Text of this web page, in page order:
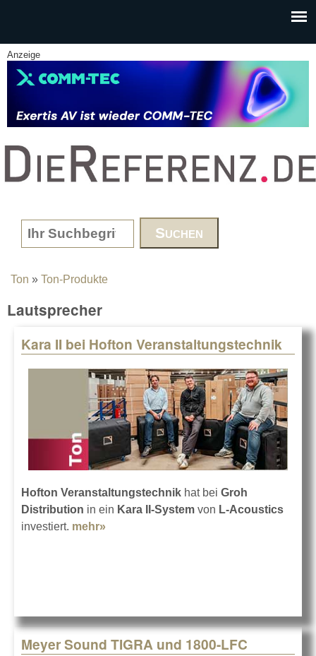
Anzeige
www.DieReferenz.de
Search form
You are here
Ton » Ton-Produkte
Lautsprecher
Kara II bei Hofton Veranstaltungstechnik
Hofton Veranstaltungstechnik hat bei Groh
Distribution in ein Kara II-System von L-Acoustics
investiert. mehr»
Meyer Sound TIGRA und 1800-LFC
Pages